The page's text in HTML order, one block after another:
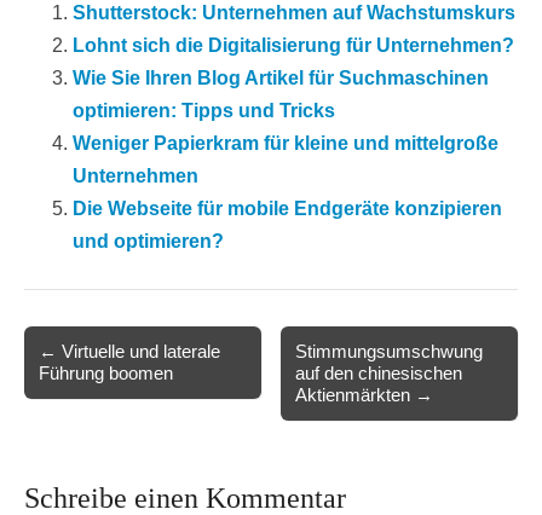
Shutterstock: Unternehmen auf Wachstumskurs
Lohnt sich die Digitalisierung für Unternehmen?
Wie Sie Ihren Blog Artikel für Suchmaschinen
optimieren: Tipps und Tricks
Weniger Papierkram für kleine und mittelgroße
Unternehmen
Die Webseite für mobile Endgeräte konzipieren
und optimieren?
Post
navigation
← Virtuelle und laterale
Führung boomen
Stimmungsumschwung
auf den chinesischen
Aktienmärkten →
Schreibe einen Kommentar